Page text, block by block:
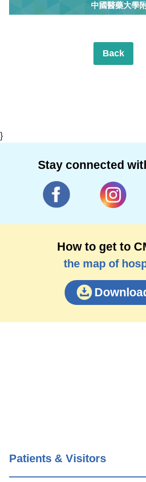
中國醫藥大學
Back
}
Stay connected
How to get to
the map of
Patients & Visitors